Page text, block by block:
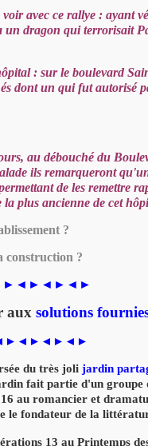
avec ce rallye : ayant
dragon qui terrorisait
: sur le boulevard
dont un qui fut autorisé
au débouché du
ils remarqueront
de les remettre
la plus ancienne de cet
?
construction ?
auxsolutions
du très jolijardin
fait partie d'un groupe
au romancier et
le fondateur de la